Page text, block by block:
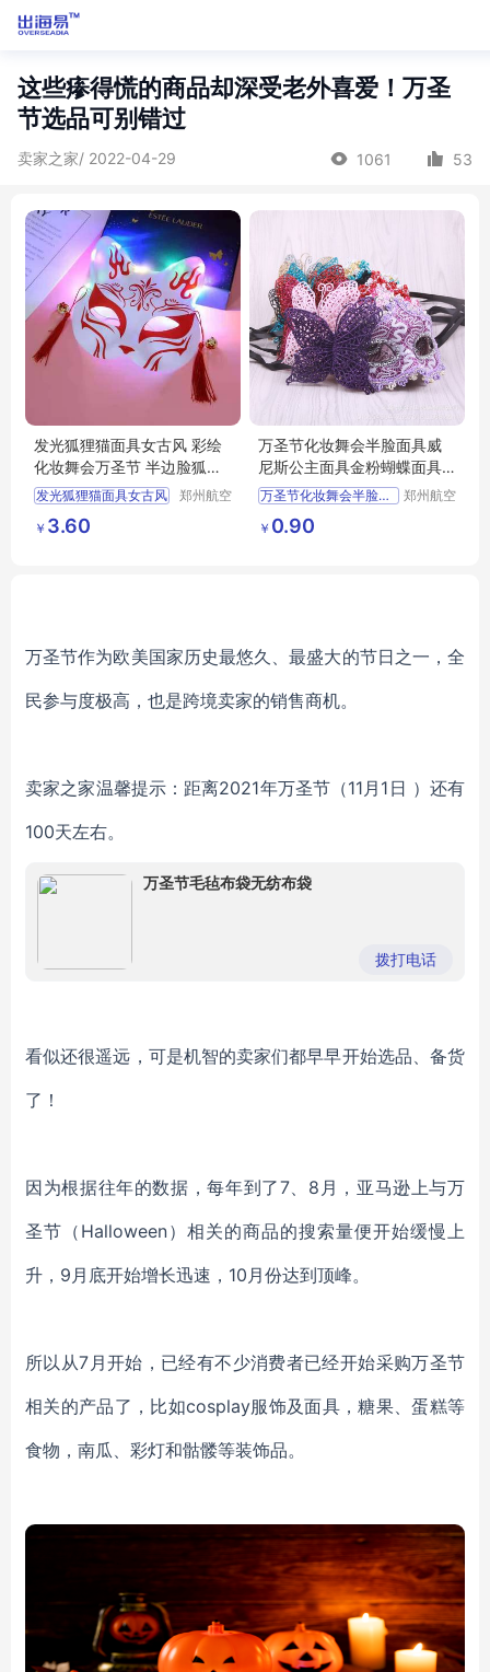
这些瘆得慌的商品却深受老外喜爱！万圣
节选品可别错过
卖家之家/ 2022-04-29 1061 53
发光狐狸猫面具女古风 彩绘
化妆舞会万圣节 半边脸狐狸
面具
发光狐狸猫面具女古风
彩绘化妆舞会万圣节
半边脸狐狸面具
郑州航空
￥ 3.60
万圣节化妆舞会半脸面具威
尼斯公主面具金粉蝴蝶面具
立体
万圣节化妆舞会半脸面具
威尼斯公主面具
金粉蝴蝶面具
郑州航空
￥ 0.90
万圣节作为欧美国家历史最悠久、最盛大的节日之一， 全
民参与度极高， 也是跨境卖家的销售商机。
卖家之家温馨提示：距离2021年万圣节（11月1日 ）还有
100天左右。
万圣节毛毡布袋无纺布袋
拨打电话
看似还很遥远，可是机智的卖家们都早早开始选品、备货
了！
因为根据往年的数据，每年到了7、8月，亚马逊上与万
圣节（Halloween）相关的商品的搜索量便开始缓慢上
升，9月底开始增长迅速，10月份达到顶峰。
所以从7月开始，已经有不少消费者已经开始采购万圣节
相关的产品了，比如cosplay服饰及面具，糖果、蛋糕等
食物，南瓜、彩灯和骷髅等装饰品。